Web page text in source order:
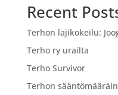
Recent
Terhon lajikokeilu:
Terho ry urailta
Terho Survivor
Terhon